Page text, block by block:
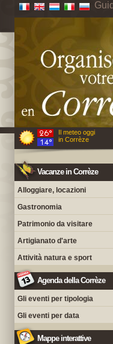
Il meteo oggi
in Corrèze
Vacanze in Corrèze
Alloggiare, locazioni
Gastronomia
Patrimonio da visitare
Artigianato d'arte
Attività natura e sport
Agenda della Corrèze
Gli eventi per tipologia
Gli eventi per data
Mappe interattive